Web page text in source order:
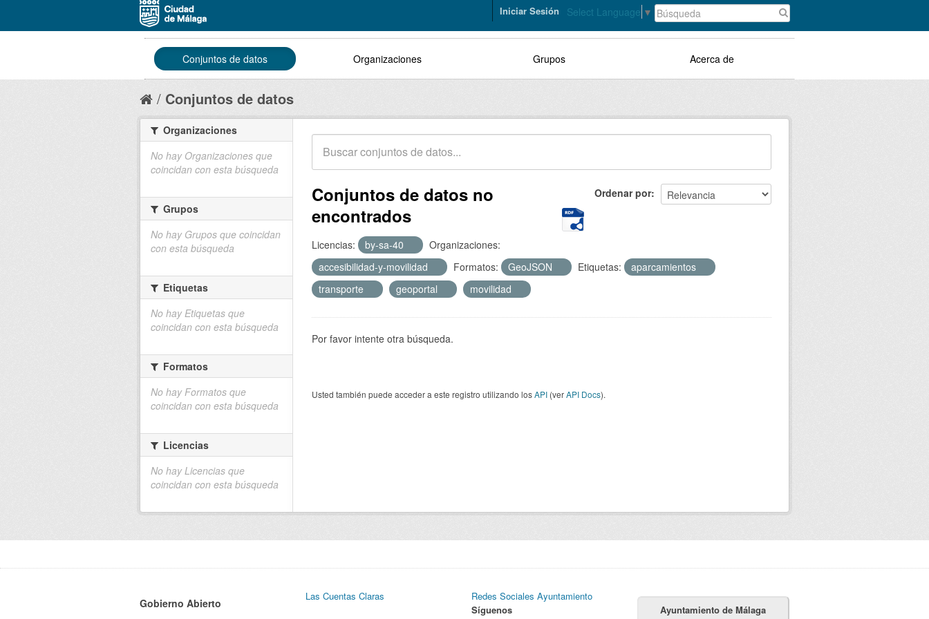
Select Language ▼
Iniciar Sesión
Conjuntos de datos Organizaciones Grupos Acerca de
Conjuntos de datos
Ordenar por
Conjuntos de datos no
encontrados
Licencias: by-sa-40
Organizaciones:
accesibilidad-y-movilidad
Formatos: GeoJSON Etiquetas:
aparcamientos
transporte
geoportal movilidad
Por favor intente otra búsqueda.
Usted también puede acceder a este registro utilizando losAPI (verAPI Docs).
Organizaciones
No hay Organizaciones que
coincidan con esta búsqueda
Grupos
No hay Grupos que coincidan
con esta búsqueda
Etiquetas
No hay Etiquetas que
coincidan con esta búsqueda
Formatos
No hay Formatos que
coincidan con esta búsqueda
Licencias
No hay Licencias que
coincidan con esta búsqueda
Gobierno Abierto
Las Cuentas Claras
Redes Sociales Ayuntamiento
Síguenos
Ayuntamiento de Málaga